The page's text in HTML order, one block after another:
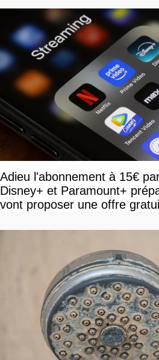
Adieu l'abonnement à 15€
Disney+ et Paramount+
vont proposer une offre